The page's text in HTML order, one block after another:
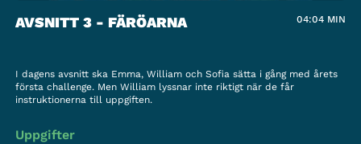
AVSNITT 3 - FÄRÖARNA 04:04 MIN
I dagens avsnitt ska Emma, William och Sofia sätta i gång med årets
första challenge. Men William lyssnar inte riktigt när de får
instruktionerna till uppgiften.
Uppgifter